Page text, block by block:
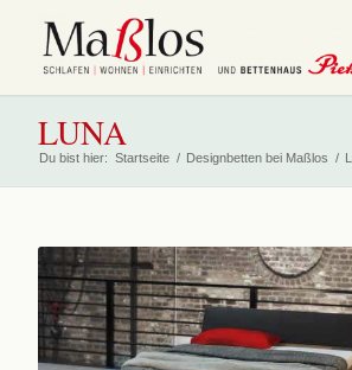
LUNA
Du bist hier: Startseite / Designbetten bei Maßlos /